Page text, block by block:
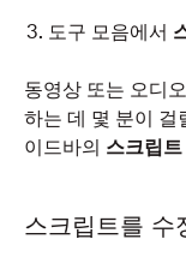
도구 모음에서
동영상 또는 오디
하는 데 몇 분이 걸
이드바의 스크립트
스크립트를 수